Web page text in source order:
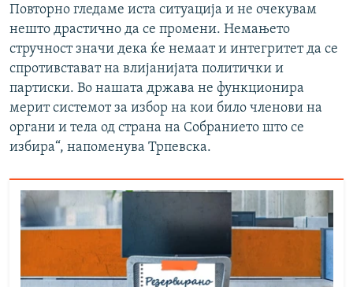
Повторно гледаме иста ситуација и не очекувам
нешто драстично да се промени. Немањето
стручност значи дека ќе немаат и интегритет да се
спротивстават на влијанијата политички и
партиски. Во нашата држава не функционира
мерит системот за избор на кои било членови на
органи и тела од страна на Собранието што се
избира“, напоменува Трпевска.